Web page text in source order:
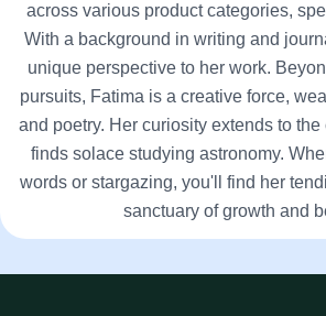
across various product categories,
With a background in writing and
unique perspective to her work.
pursuits, Fatima is a creative force,
and poetry. Her curiosity extends to
finds solace studying astronomy.
words or stargazing, you'll find her
sanctuary of growth and